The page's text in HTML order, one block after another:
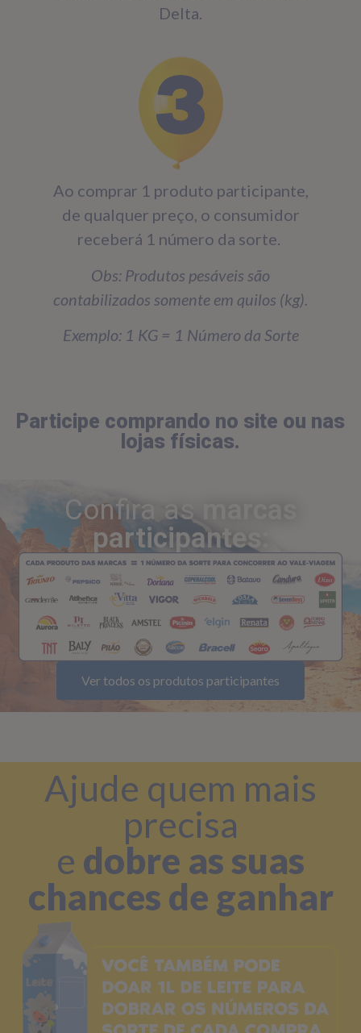
Delta.
Ao comprar 1 produto participante,
de qualquer preço, o consumidor
receberá 1 número da sorte.
Obs: Produtos pesáveis são
contabilizados somente em quilos (kg).
Exemplo: 1 KG = 1 Número da Sorte
Participe comprando no site ou nas
lojas físicas.
Confira as
participantes:
Ver todos os produtos participantes
Ajude quem mais
precisa
e dobre as suas
chances de ganhar